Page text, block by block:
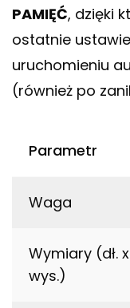
PAMIĘĆ, dzięki
ostatnie
uruchomieniu
(również po
Parametr
Waga
Wymiary (dł.
wys.)